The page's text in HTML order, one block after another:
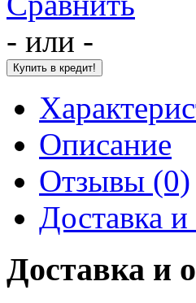
- или -
Описание
Отзывы (0)
Доставка и
Доставка и